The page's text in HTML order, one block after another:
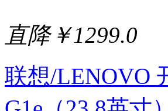
直降￥1299.0
联想/LENOVO